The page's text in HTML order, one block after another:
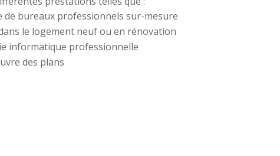
de bureaux professionnels sur-mesure
le logement neuf ou en rénovation
informatique professionnelle
des plans